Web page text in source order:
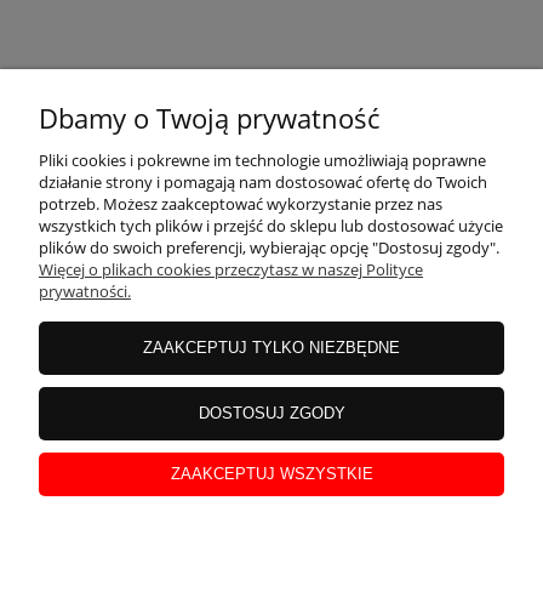
MOJE KONTO
PŁATNOŚCI I DOSTAWA
INFORMACJE
INSTRUKCJE
O NAS
Dbamy o Twoją prywatność
Pliki cookies i pokrewne im technologie umożliwiają poprawne
działanie strony i pomagają nam dostosować ofertę do Twoich
potrzeb. Możesz zaakceptować wykorzystanie przez nas
wszystkich tych plików i przejść do sklepu lub dostosować użycie
plików do swoich preferencji, wybierając opcję "Dostosuj zgody".
Więcej o plikach cookies przeczytasz w naszej Polityce
prywatności.
ZAAKCEPTUJ TYLKO NIEZBĘDNE
DOSTOSUJ ZGODY
ZAAKCEPTUJ WSZYSTKIE